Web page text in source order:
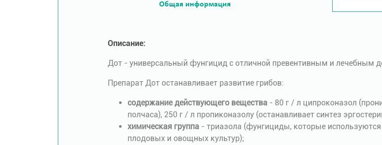
Общая информация
Описание:
Дот - универсальный фунгицид с отличной превентивным и лечебным
Препарат Дот останавливает развитие грибов:
содержание действующего вещества - 80 г / л ципроконазол
полчаса), 250 г / л пропиконазолу (останавливает синтез
химическая группа - триазола (фунгициды, которые
плодовых и овощных культур);